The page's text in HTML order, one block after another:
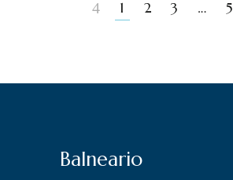
1 2 3 … 5
Balneario